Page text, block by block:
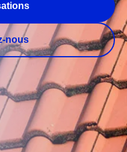
nous